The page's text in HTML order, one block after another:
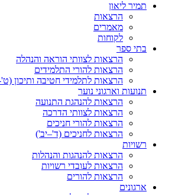
תמיר ליאון
הרצאות
מאמרים
לקוחות
בתי ספר
הרצאות לצוותי הוראה והנהלה
הרצאות להורי התלמידים
הרצאות לתלמידי חטיבה ותיכון
תנועות וארגוני נוער
הרצאות להנהגת התנועה
הרצאות לצוותי הדרכה
הרצאות להורי חניכים
הרצאות לחניכים (ד'–יב')
רשויות
הרצאות להנהגות והנהלות
הרצאות לעובדי רשויות
הרצאות להורים
ארגונים